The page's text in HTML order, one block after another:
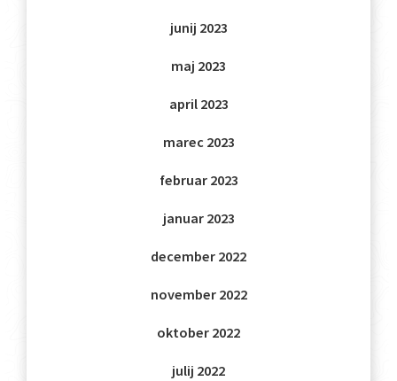
junij 2023
maj 2023
april 2023
marec 2023
februar 2023
januar 2023
december 2022
november 2022
oktober 2022
julij 2022